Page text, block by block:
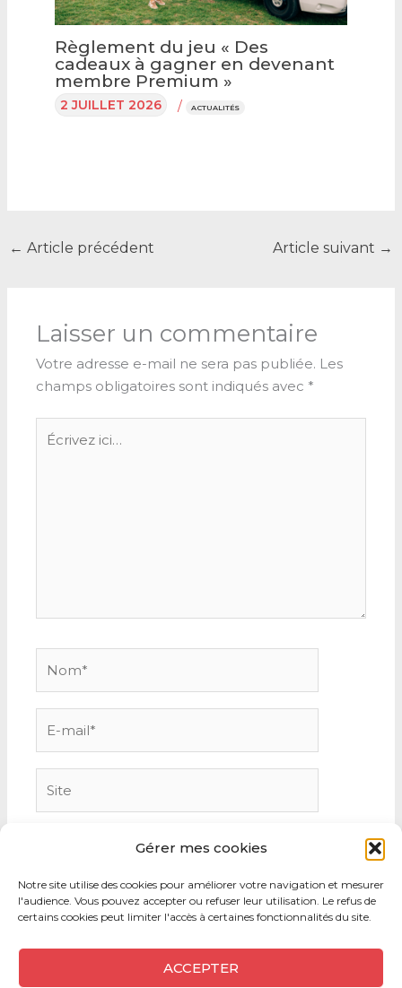
Gérer mes cookies
Notre site utilise des cookies pour améliorer votre navigation et mesurer
l'audience. Vous pouvez accepter ou refuser leur utilisation. Le refus de
certains cookies peut limiter l'accès à certaines fonctionnalités du site.
ACCEPTER
Règlement du jeu « Des
cadeaux à gagner en devenant
membre Premium »
2 JUILLET 2026 / ACTUALITÉS
← Article précédent Article suivant →
Laisser un commentaire
Votre adresse e-mail ne sera pas publiée. Les
champs obligatoires sont indiqués avec *
Écrivez
ici…
mail*